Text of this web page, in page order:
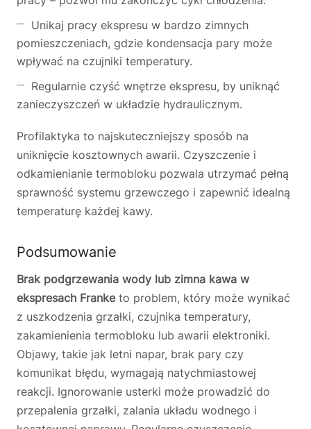
Unikaj pracy ekspresu w bardzo zimnych
pomieszczeniach, gdzie kondensacja pary może
wpływać na czujniki temperatury.
Regularnie czyść wnętrze ekspresu, by uniknąć
zanieczyszczeń w układzie hydraulicznym.
Profilaktyka to najskuteczniejszy sposób na
uniknięcie kosztownych awarii. Czyszczenie i
odkamienianie termobloku pozwala utrzymać pełną
sprawność systemu grzewczego i zapewnić idealną
temperaturę każdej kawy.
Podsumowanie
Brak podgrzewania wody lub zimna kawa w
ekspresach Franketo problem, który może wynikać
z uszkodzenia grzałki, czujnika temperatury,
zakamienienia termobloku lub awarii elektroniki.
Objawy, takie jak letni napar, brak pary czy
komunikat błędu, wymagają natychmiastowej
reakcji. Ignorowanie usterki może prowadzić do
przepalenia grzałki, zalania układu wodnego i